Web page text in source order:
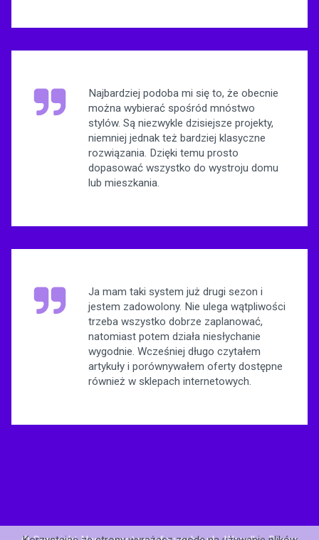
Najbardziej podoba mi się to, że obecnie
można wybierać spośród mnóstwo
stylów. Są niezwykle dzisiejsze projekty,
niemniej jednak też bardziej klasyczne
rozwiązania. Dzięki temu prosto
dopasować wszystko do wystroju domu
lub mieszkania.
Ja mam taki system już drugi sezon i
jestem zadowolony. Nie ulega wątpliwości
trzeba wszystko dobrze zaplanować,
natomiast potem działa niesłychanie
wygodnie. Wcześniej długo czytałem
artykuły i porównywałem oferty dostępne
również w sklepach internetowych.